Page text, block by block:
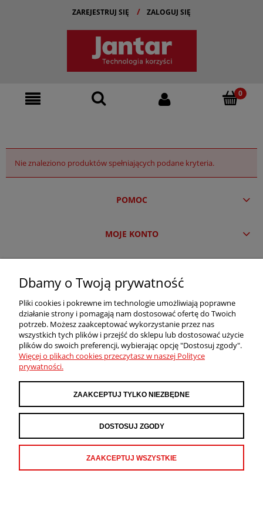
ZAREJESTRUJ SIĘ ZALOGUJ SIĘ
Nie znaleziono produktów spełniających podane kryteria.
POMOC
MOJE KONTO
INFORMACJE
O NAS
Sklep internetowy Shoper Premium
Dbamy o Twoją prywatność
Pliki cookies i pokrewne im technologie umożliwiają poprawne
działanie strony i pomagają nam dostosować ofertę do Twoich
potrzeb. Możesz zaakceptować wykorzystanie przez nas
wszystkich tych plików i przejść do sklepu lub dostosować użycie
plików do swoich preferencji, wybierając opcję "Dostosuj zgody".
Więcej o plikach cookies przeczytasz w naszej Polityce
prywatności.
ZAAKCEPTUJ TYLKO NIEZBĘDNE
DOSTOSUJ ZGODY
ZAAKCEPTUJ WSZYSTKIE